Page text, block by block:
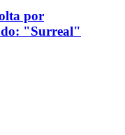
por
"Surreal"